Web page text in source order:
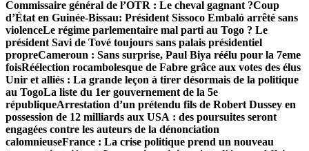
Commissaire général de l’OTR : Le cheval gagnant ?Coup
d’État en Guinée-Bissau: Président Sissoco Embaló arrêté sans
violenceLe régime parlementaire mal parti au Togo ? Le
président Savi de Tové toujours sans palais présidentiel
propreCameroun : Sans surprise, Paul Biya réélu pour la 7eme
foisRéélection rocambolesque de Fabre grâce aux votes des élus
Unir et alliés : La grande leçon à tirer désormais de la politique
au TogoLa liste du 1er gouvernement de la 5e
républiqueArrestation d’un prétendu fils de Robert Dussey en
possession de 12 milliards aux USA : des poursuites seront
engagées contre les auteurs de la dénonciation
calomnieuseFrance : La crise politique prend un nouveau